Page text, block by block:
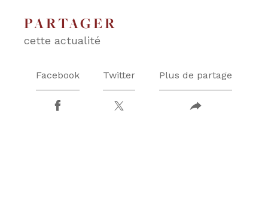
PARTAGER
cette actualité
Facebook Twitter Plus de partage